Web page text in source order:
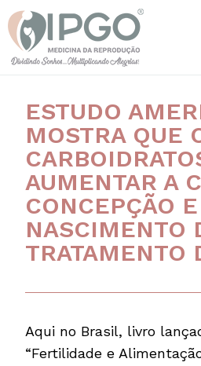
ESTUDO
MOSTRA QUE
AUMENTAR A
CONCEPÇÃO E
NASCIMENTO
TRATAMENTO
Aqui no Brasil, livro
“Fertilidade e